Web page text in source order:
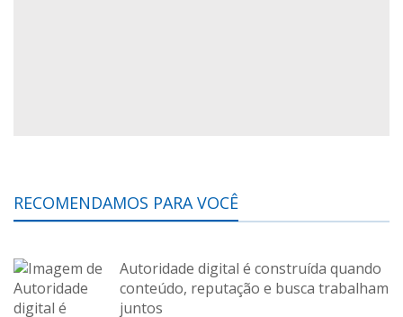
RECOMENDAMOS PARA VOCÊ
Autoridade digital é construída quando
conteúdo, reputação e busca trabalham
juntos